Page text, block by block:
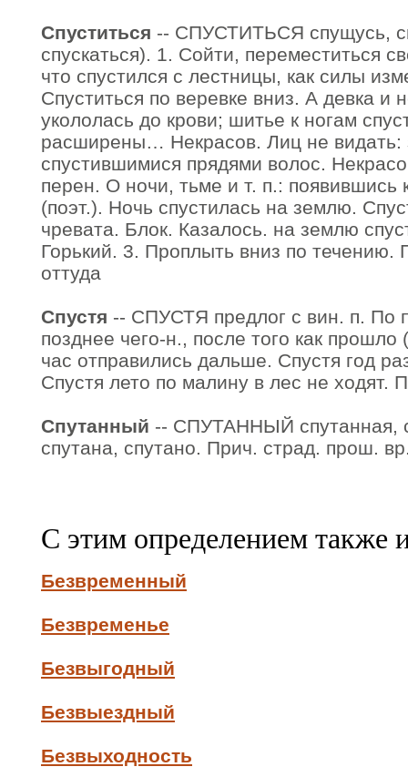
Спуститься -- СПУСТИТЬСЯ спущусь,
спускаться). 1. Сойти, переместиться
что спустился с лестницы, как силы
Спуститься по веревке вниз. А девка и
укололась до крови; шитье к ногам
расширены… Некрасов. Лиц не
спустившимися прядями волос.
перен. О ночи, тьме и т. п.: появившись
(поэт.). Ночь спустилась на землю.
чревата. Блок. Казалось. на землю
Горький. 3. Проплыть вниз по течению.
оттуда
Спустя -- СПУСТЯ предлог с вин. п. По
позднее чего-н., после того как прошло
час отправились дальше. Спустя год
Спустя лето по малину в лес не ходят.
Спутанный -- СПУТАННЫЙ спутанная,
спутана, спутано. Прич. страд. прош.
С этим определением также
Безвременный
Безвременье
Безвыгодный
Безвыездный
Безвыходность